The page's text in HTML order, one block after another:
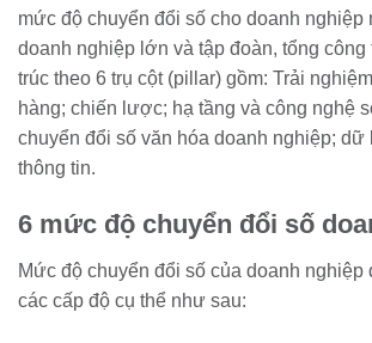
mức độ chuyển đổi số cho doanh nghiệp
doanh nghiệp lớn và tập đoàn, tổng
trúc theo 6 trụ cột (pillar) gồm: Trải
hàng; chiến lược; hạ tầng và công nghệ
chuyển đổi số văn hóa doanh nghiệp; dữ
thông tin.
6 mức độ chuyển đổi số
Mức độ chuyển đổi số của doanh
các cấp độ cụ thể như sau: